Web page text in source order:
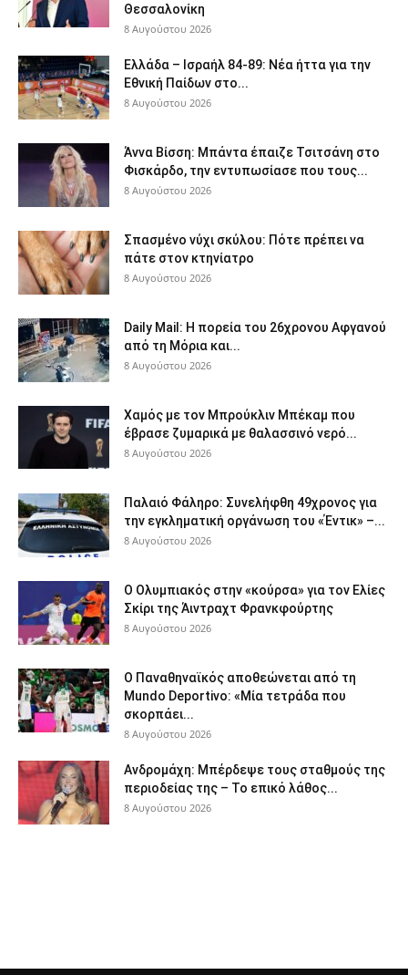
Θεσσαλονίκη
8 Αυγούστου 2026
Ελλάδα – Ισραήλ 84-89: Νέα ήττα για την
Εθνική Παίδων στο...
8 Αυγούστου 2026
Άννα Βίσση: Μπάντα έπαιζε Τσιτσάνη στο
Φισκάρδο, την εντυπωσίασε που τους...
8 Αυγούστου 2026
Σπασμένο νύχι σκύλου: Πότε πρέπει να
πάτε στον κτηνίατρο
8 Αυγούστου 2026
Daily Mail: Η πορεία του 26χρονου Αφγανού
από τη Μόρια και...
8 Αυγούστου 2026
Χαμός με τον Μπρούκλιν Μπέκαμ που
έβρασε ζυμαρικά με θαλασσινό νερό...
8 Αυγούστου 2026
Παλαιό Φάληρο: Συνελήφθη 49χρονος για
την εγκληματική οργάνωση του «Έντικ» –...
8 Αυγούστου 2026
Ο Ολυμπιακός στην «κούρσα» για τον Ελίες
Σκίρι της Άιντραχτ Φρανκφούρτης
8 Αυγούστου 2026
Ο Παναθηναϊκός αποθεώνεται από τη
Mundo Deportivo: «Μία τετράδα που
σκορπάει...
8 Αυγούστου 2026
Ανδρομάχη: Μπέρδεψε τους σταθμούς της
περιοδείας της – Το επικό λάθος...
8 Αυγούστου 2026